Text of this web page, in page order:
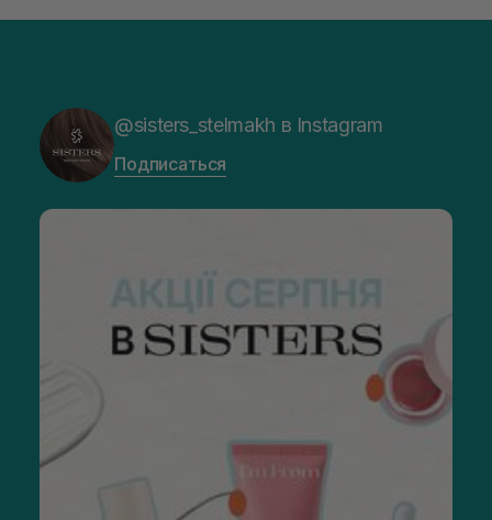
@sisters_stelmakh в Instagram
Подписаться